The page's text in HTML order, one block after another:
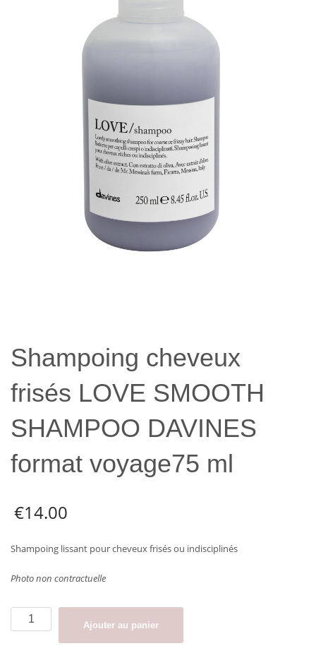
Shampoing cheveux
frisés LOVE SMOOTH
SHAMPOO DAVINES
format voyage75 ml
€14.00
Shampoing lissant pour cheveux frisés ou indisciplinés
Photo non contractuelle
quantité
de
Shampoing
Ajouter au panier